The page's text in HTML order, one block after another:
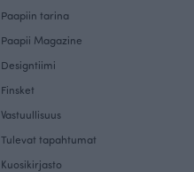
Paapiin tarina
Paapii Magazine
Designtiimi
Finsket
Vastuullisuus
Tulevat tapahtumat
Kuosikirjasto